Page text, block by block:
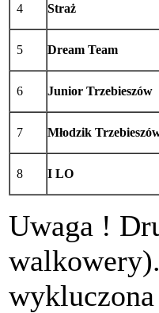
4 Straż
5 Dream Team
6 Junior Trzebieszów
7 Młodzik
8 I LO
Uwaga !